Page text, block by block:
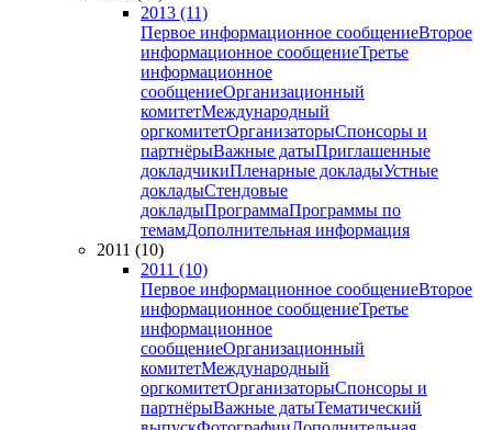
2013 (11)
Первое информационное сообщениеВторое
информационное сообщениеТретье
информационное
сообщениеОрганизационный
комитетМеждународный
оргкомитетОрганизаторыСпонсоры и
партнёрыВажные датыПриглашенные
докладчикиПленарные докладыУстные
докладыСтендовые
докладыПрограммаПрограммы по
темамДополнительная информация
2011 (10)
2011 (10)
Первое информационное сообщениеВторое
информационное сообщениеТретье
информационное
сообщениеОрганизационный
комитетМеждународный
оргкомитетОрганизаторыСпонсоры и
партнёрыВажные датыТематический